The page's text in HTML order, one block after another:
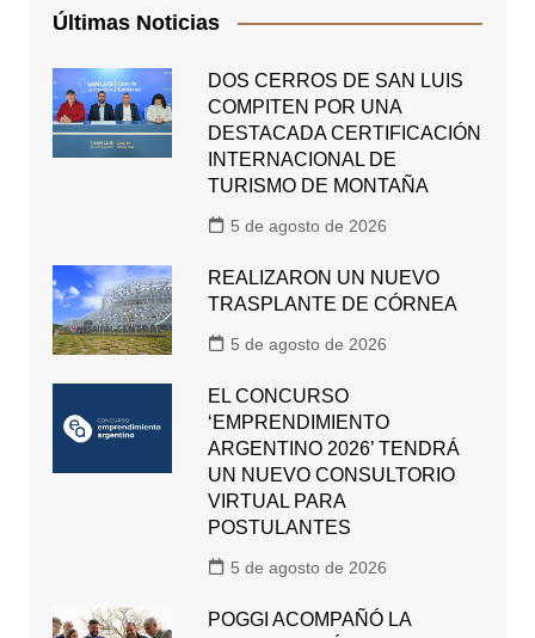
Últimas Noticias
DOS CERROS DE SAN LUIS
COMPITEN POR UNA
DESTACADA CERTIFICACIÓN
INTERNACIONAL DE
TURISMO DE MONTAÑA
5 de agosto de 2026
REALIZARON UN NUEVO
TRASPLANTE DE CÓRNEA
5 de agosto de 2026
EL CONCURSO
‘EMPRENDIMIENTO
ARGENTINO 2026’ TENDRÁ
UN NUEVO CONSULTORIO
VIRTUAL PARA
POSTULANTES
5 de agosto de 2026
POGGI ACOMPAÑÓ LA